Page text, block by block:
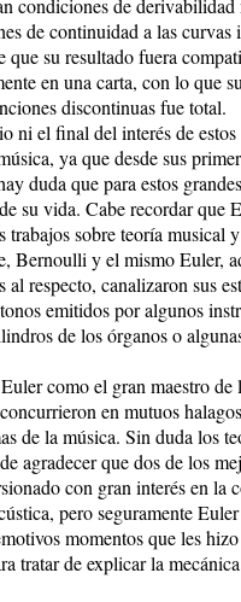
condiciones de derivabilidad
de continuidad a las curvas
su resultado fuera
en una carta, con lo que
discontinuas fue total.
ni el final del interés de estos
ya que desde sus
duda que para estos
su vida. Cabe recordar que
sobre teoría musical
Bernoulli y el mismo Euler,
respecto, canalizaron sus
emitidos por algunos
de los órganos o
como el gran maestro de
en mutuos
de la música. Sin duda los
agradecer que dos de los
con gran interés en la
pero seguramente
momentos que les
tratar de explicar la